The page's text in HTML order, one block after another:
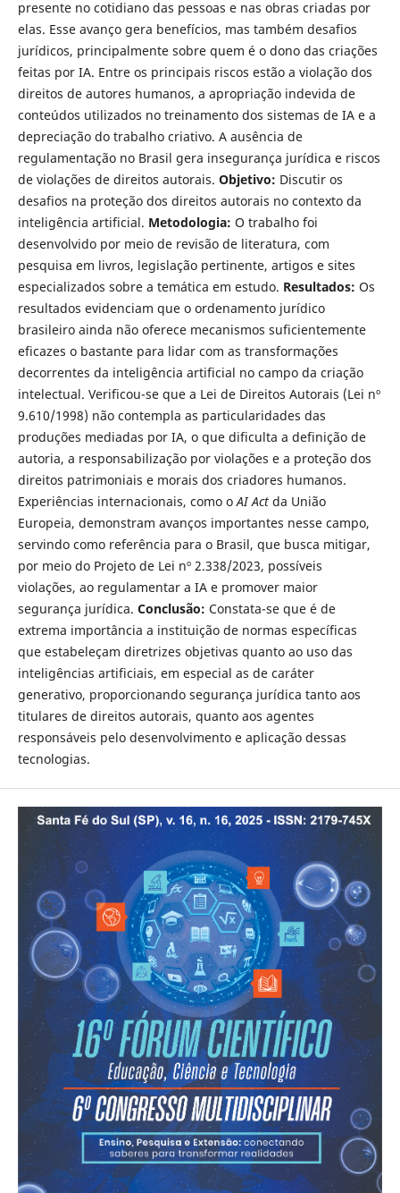
presente no cotidiano das pessoas e nas obras criadas por
elas. Esse avanço gera benefícios, mas também desafios
jurídicos, principalmente sobre quem é o dono das criações
feitas por IA. Entre os principais riscos estão a violação dos
direitos de autores humanos, a apropriação indevida de
conteúdos utilizados no treinamento dos sistemas de IA e a
depreciação do trabalho criativo. A ausência de
regulamentação no Brasil gera insegurança jurídica e riscos
de violações de direitos autorais. Objetivo: Discutir os
desafios na proteção dos direitos autorais no contexto da
inteligência artificial. Metodologia: O trabalho foi
desenvolvido por meio de revisão de literatura, com
pesquisa em livros, legislação pertinente, artigos e sites
especializados sobre a temática em estudo. Resultados: Os
resultados evidenciam que o ordenamento jurídico
brasileiro ainda não oferece mecanismos suficientemente
eficazes o bastante para lidar com as transformações
decorrentes da inteligência artificial no campo da criação
intelectual. Verificou-se que a Lei de Direitos Autorais (Lei nº
9.610/1998) não contempla as particularidades das
produções mediadas por IA, o que dificulta a definição de
autoria, a responsabilização por violações e a proteção dos
direitos patrimoniais e morais dos criadores humanos.
Experiências internacionais, como oAI Actda União
Europeia, demonstram avanços importantes nesse campo,
servindo como referência para o Brasil, que busca mitigar,
por meio do Projeto de Lei nº 2.338/2023, possíveis
violações, ao regulamentar a IA e promover maior
segurança jurídica. Conclusão: Constata-se que é de
extrema importância a instituição de normas específicas
que estabeleçam diretrizes objetivas quanto ao uso das
inteligências artificiais, em especial as de caráter
generativo, proporcionando segurança jurídica tanto aos
titulares de direitos autorais, quanto aos agentes
responsáveis pelo desenvolvimento e aplicação dessas
tecnologias.